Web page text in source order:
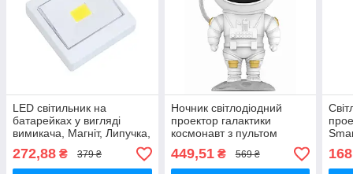
LED світильник на
батарейках у вигляді
вимикача, Магніт, Липучка,
COB
272,88 ₴ 379 ₴
Ночник світлодіодний
проектор галактики
космонавт з пультом
дистанційного керування і
таймером
449,51₴ 569 ₴ 168